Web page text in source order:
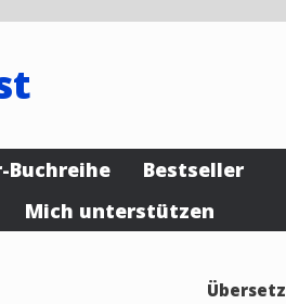
Buchreihe
Bestseller
Mich unterstützen